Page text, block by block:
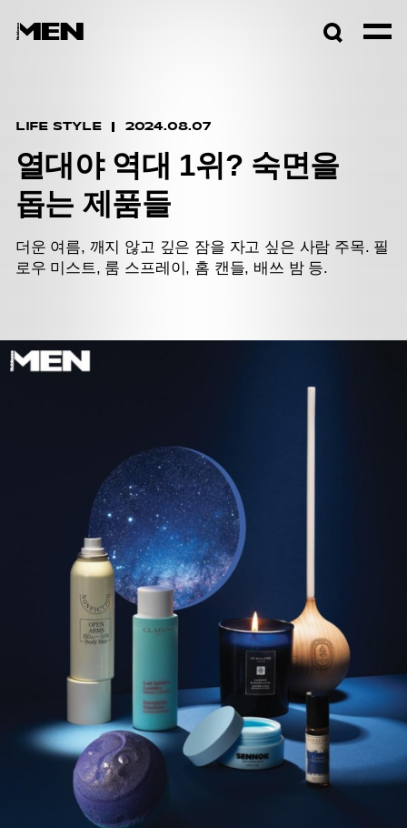
LIFE STYLE 2024.08.07
열대야 역대 1위? 숙면을
돕는 제품들
더운 여름, 깨지 않고 깊은 잠을 자고 싶은 사람 주목. 필
로우 미스트, 룸 스프레이, 홈 캔들, 배쓰 밤 등.